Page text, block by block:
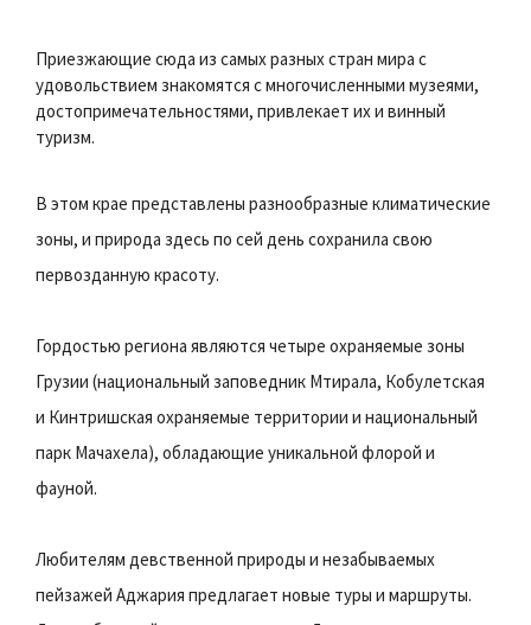
Приезжающие сюда из самых разных стран мира с
удовольствием знакомятся с многочисленными музеями,
достопримечательностями, привлекает их и винный
туризм.
В этом крае представлены разнообразные климатические
зоны, и природа здесь по сей день сохранила свою
первозданную красоту.
Гордостью региона являются четыре охраняемые зоны
Грузии (национальный заповедник Мтирала, Кобулетская
и Кинтришская охраняемые территории и национальный
парк Мачахела), обладающие уникальной флорой и
фауной.
Любителям девственной природы и незабываемых
пейзажей Аджария предлагает новые туры и маршруты.